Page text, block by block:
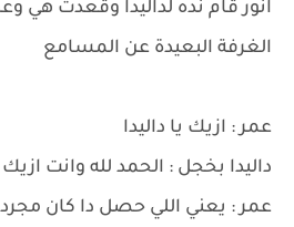
انور قام نده لداليدا وقعدت هي
الغرفة البعيدة عن المسامع
عمر : ازيك يا داليدا
داليدا بخجل : الحمد لله وانت ازيك
عمر : يعني اللي حصل دا كان